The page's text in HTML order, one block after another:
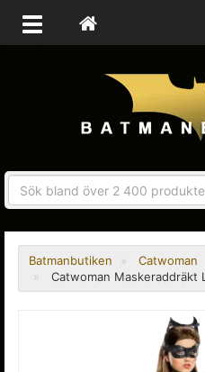
Batmanbutiken
Catwoman
Catwoman Maskeraddräkt L